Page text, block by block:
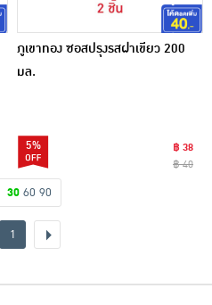
ภูเขาทอง ซอสปรุงรสฝาเขียว 200
มล.
5%
฿ 38
฿ 40
30 60 90
1